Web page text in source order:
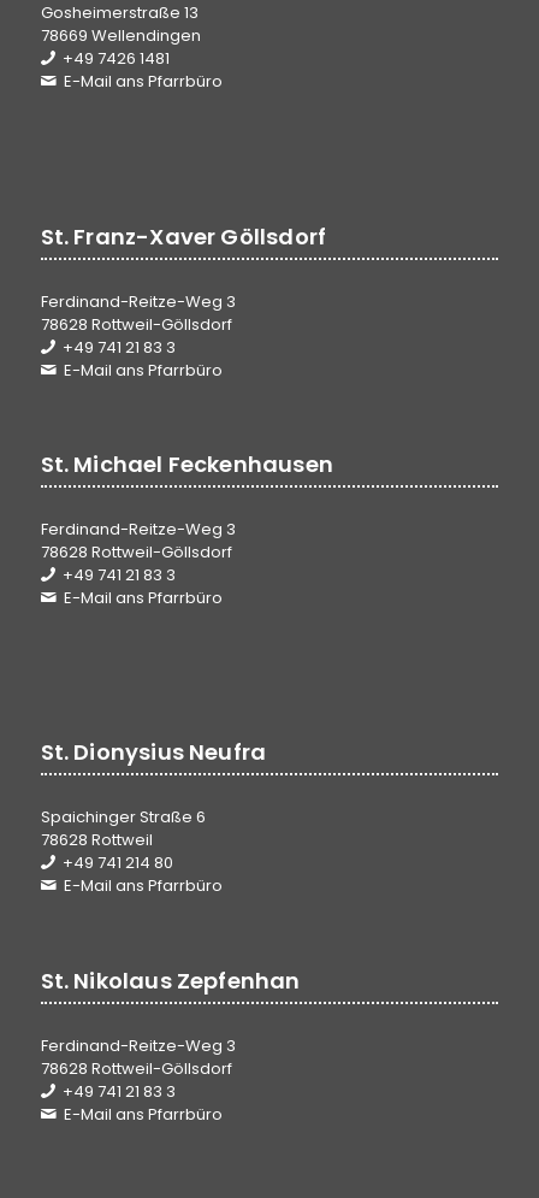
Gosheimerstraße 13
78669 Wellendingen
+49 7426 1481
E-Mail ans Pfarrbüro
St. Franz-Xaver Göllsdorf
Ferdinand-Reitze-Weg 3
78628 Rottweil-Göllsdorf
+49 741 21 83 3
E-Mail ans Pfarrbüro
St. Michael Feckenhausen
Ferdinand-Reitze-Weg 3
78628 Rottweil-Göllsdorf
+49 741 21 83 3
E-Mail ans Pfarrbüro
St. Dionysius Neufra
Spaichinger Straße 6
78628 Rottweil
+49 741 214 80
E-Mail ans Pfarrbüro
St. Nikolaus Zepfenhan
Ferdinand-Reitze-Weg 3
78628 Rottweil-Göllsdorf
+49 741 21 83 3
E-Mail ans Pfarrbüro